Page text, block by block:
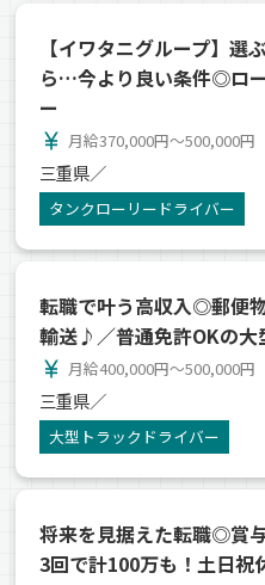
【イワタニグループ】選
ら…今より良い条件◎ロ
ー
currency_yen 月給370,000円～500,000円
三重県／
タンクローリードライバー
転職で叶う高収入◎郵便
輸送♪／普通免許OKの大
currency_yen 月給400,000円～500,000円
三重県／
大型トラックドライバー
将来を見据えた転職◎賞
3回で計100万も！土日祝